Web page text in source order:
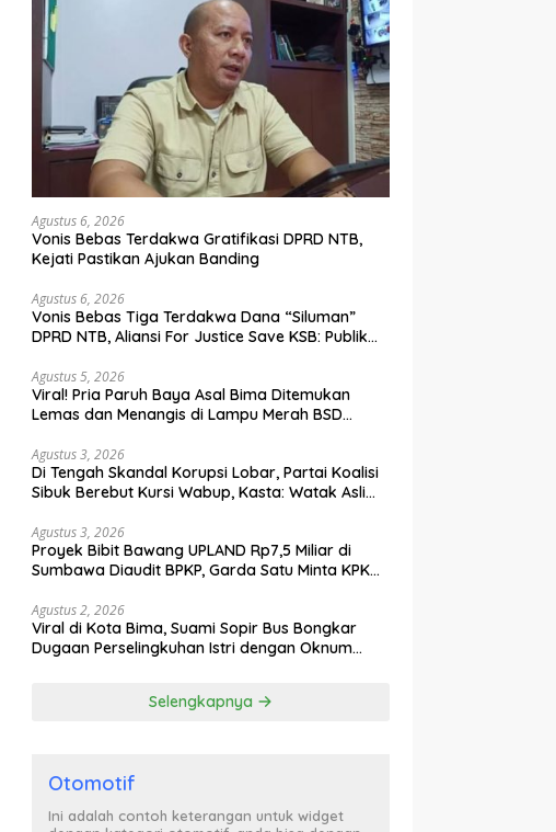
Agustus 6, 2026
Vonis Bebas Terdakwa Gratifikasi DPRD NTB,
Kejati Pastikan Ajukan Banding
Agustus 6, 2026
Vonis Bebas Tiga Terdakwa Dana “Siluman”
DPRD NTB, Aliansi For Justice Save KSB: Publik
Agustus 5, 2026
Viral! Pria Paruh Baya Asal Bima Ditemukan
Lemas dan Menangis di Lampu Merah BSD
Agustus 3, 2026
Di Tengah Skandal Korupsi Lobar, Partai Koalisi
Sibuk Berebut Kursi Wabup, Kasta: Watak Asli
Agustus 3, 2026
Proyek Bibit Bawang UPLAND Rp7,5 Miliar di
Sumbawa Diaudit BPKP, Garda Satu Minta KPK
Agustus 2, 2026
Viral di Kota Bima, Suami Sopir Bus Bongkar
Dugaan Perselingkuhan Istri dengan Oknum
Selengkapnya
Otomotif
Ini adalah contoh keterangan untuk widget